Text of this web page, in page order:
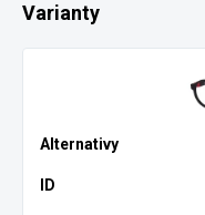
Varianty